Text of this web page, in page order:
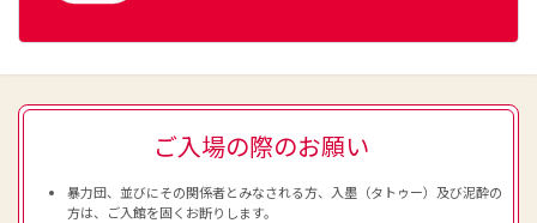
ご入場の際のお願い
暴力団、並びにその関係者とみなされる方、入墨（タトゥー）及び泥酔の
方は、ご入館を固くお断りします。